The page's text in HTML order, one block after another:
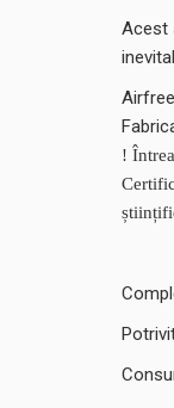
Acest
!